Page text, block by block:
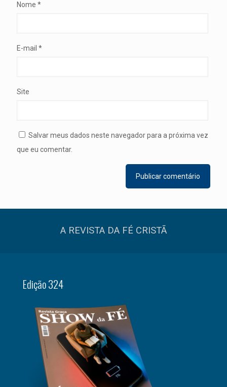
Nome *
E-mail *
Site
Salvar meus dados neste navegador para a próxima vez
que eu comentar.
A REVISTA DA FÉ CRISTÃ
Edição 324